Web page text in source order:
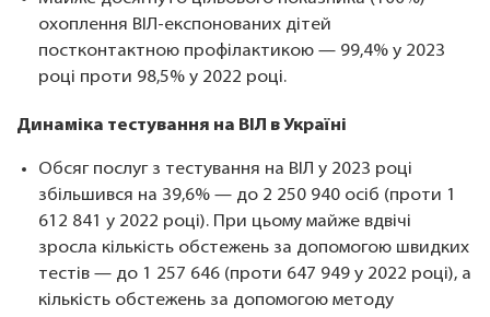
охоплення ВІЛ-експонованих дітей
постконтактною профілактикою — 99,4% у 2023
році проти 98,5% у 2022 році.
Динаміка тестування на ВІЛ в Україні
Обсяг послуг з тестування на ВІЛ у 2023 році
збільшився на 39,6% — до 2 250 940 осіб (проти 1
612 841 у 2022 році). При цьому майже вдвічі
зросла кількість обстежень за допомогою швидких
тестів — до 1 257 646 (проти 647 949 у 2022 році), а
кількість обстежень за допомогою методу